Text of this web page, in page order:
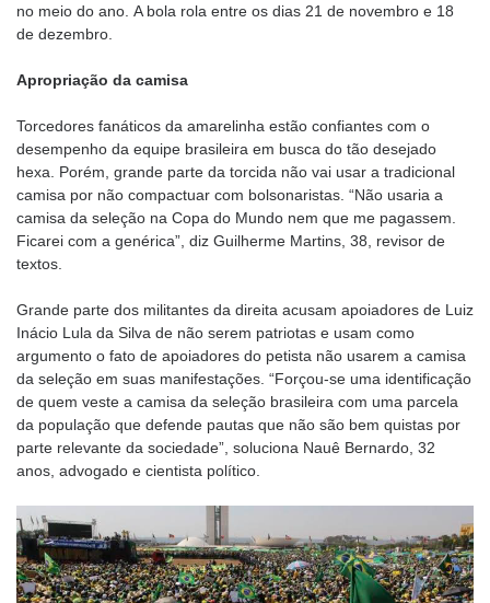
no meio do ano. A bola rola entre os dias 21 de novembro e 18
de dezembro.
Apropriação da camisa
Torcedores fanáticos da amarelinha estão confiantes com o
desempenho da equipe brasileira em busca do tão desejado
hexa. Porém, grande parte da torcida não vai usar a tradicional
camisa por não compactuar com bolsonaristas. “Não usaria a
camisa da seleção na Copa do Mundo nem que me pagassem.
Ficarei com a genérica”, diz Guilherme Martins, 38, revisor de
textos.
Grande parte dos militantes da direita acusam apoiadores de Luiz
Inácio Lula da Silva de não serem patriotas e usam como
argumento o fato de apoiadores do petista não usarem a camisa
da seleção em suas manifestações. “Forçou-se uma identificação
de quem veste a camisa da seleção brasileira com uma parcela
da população que defende pautas que não são bem quistas por
parte relevante da sociedade”, soluciona Nauê Bernardo, 32
anos, advogado e cientista político.